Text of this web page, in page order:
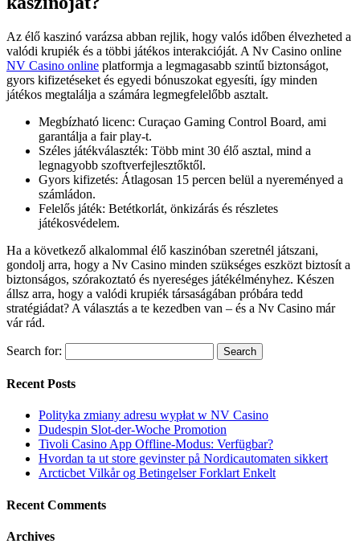
Az élő kaszinó varázsa abban rejlik, hogy valós időben élvezheted a
valódi krupiék és a többi játékos interakcióját. A Nv Casino online
NV Casino online platformja a legmagasabb szintű biztonságot,
gyors kifizetéseket és egyedi bónuszokat egyesíti, így minden
játékos megtalálja a számára legmegfelelőbb asztalt.
Megbízható licenc: Curaçao Gaming Control Board, ami
garantálja a fair play-t.
Széles játékválaszték: Több mint 30 élő asztal, mind a
legnagyobb szoftverfejlesztőktől.
Gyors kifizetés: Átlagosan 15 percen belül a nyereményed a
számládon.
Felelős játék: Betétkorlát, önkizárás és részletes
játékosvédelem.
Ha a következő alkalommal élő kaszinóban szeretnél játszani,
gondolj arra, hogy a Nv Casino minden szükséges eszközt biztosít a
biztonságos, szórakoztató és nyereséges játékélményhez. Készen
állsz arra, hogy a valódi krupiék társaságában próbára tedd
stratégiádat? A választás a te kezedben van – és a Nv Casino már
vár rád.
Search for:
Recent Posts
Polityka zmiany adresu wypłat w NV Casino
Dudespin Slot-der-Woche Promotion
Tivoli Casino App Offline-Modus: Verfügbar?
Hvordan ta ut store gevinster på Nordicautomaten sikkert
Arcticbet Vilkår og Betingelser Forklart Enkelt
Recent Comments
Archives